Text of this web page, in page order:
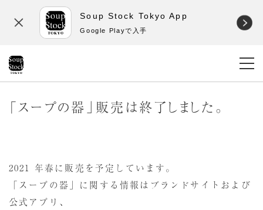
Soup Stock Tokyo App
Google Playで入手
「スープの器」販売は終了しました。
2021 年春に販売を予定しています。
「スープの器」に関する情報はブランドサイトおよび
公式アプリ、